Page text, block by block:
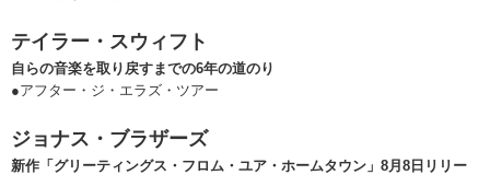
テイラー・スウィフト
自らの音楽を取り戻すまでの6年の道のり
●アフター・ジ・エラズ・ツアー
ジョナス・ブラザーズ
新作「グリーティングス・フロム・ユア・ホームタウン」8月8日リリー